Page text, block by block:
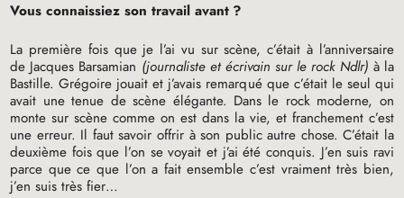
Vous connaissiez son travail avant ?
La première fois que je l’ai vu sur scène, c’était à l’anniversaire
de Jacques Barsamian (journaliste et écrivain sur le rock Ndlr) à la
Bastille. Grégoire jouait et j’avais remarqué que c’était le seul qui
avait une tenue de scène élégante. Dans le rock moderne, on
monte sur scène comme on est dans la vie, et franchement c’est
une erreur. Il faut savoir offrir à son public autre chose. C’était la
deuxième fois que l’on se voyait et j’ai été conquis. J’en suis ravi
parce que ce que l’on a fait ensemble c’est vraiment très bien,
j’en suis très fier…